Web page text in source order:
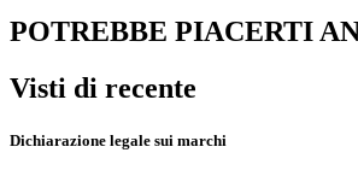
POTREBBE PIACERTI
Visti di recente
Dichiarazione legale sui marchi